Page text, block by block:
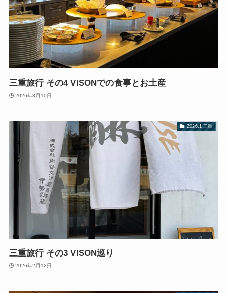
三重旅行 その4 VISONでの食事とお土産
2026年3月10日
2026.1 三重
三重旅行 その3 VISON巡り
2026年2月12日